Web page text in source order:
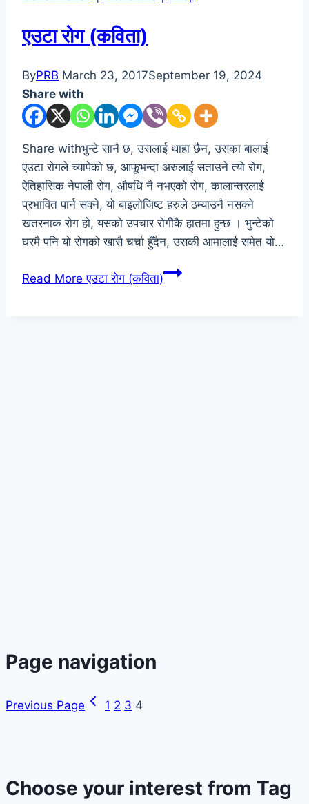
एउटा रोग (कविता)
ByPRB March 23, 2017September 19, 2024
Share with
Share withभुन्टे सानै छ, उसलाई थाहा छैन, उसका बालाई
एउटा रोगले च्यापेको छ, आफूभन्दा अरुलाई सताउने त्यो रोग,
ऐतिहासिक नेपाली रोग, औषधि नै नभएको रोग, कालान्तरलाई
प्रभावित पार्न सक्ने, यो बाइलोजिष्ट हरुले ठम्याउनै नसक्ने
खतरनाक रोग हो, यसको उपचार रोगीेकै हातमा हुन्छ । भुन्टेको
घरमै पनि यो रोगको खासै चर्चा हुँदैन, उसकी आमालाई समेत यो…
Read More एउटा रोग (कविता)
Page navigation
Previous Page 1 2 3 4
Choose your interest from Tag